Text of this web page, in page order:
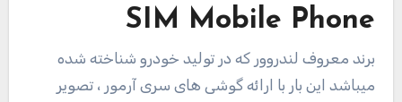
SIM Mobile Phone
برند معروف لندروور که در تولید خودرو شناخته شده
میباشد این بار با ارائه گوشی های سری آرمور ، تصویر